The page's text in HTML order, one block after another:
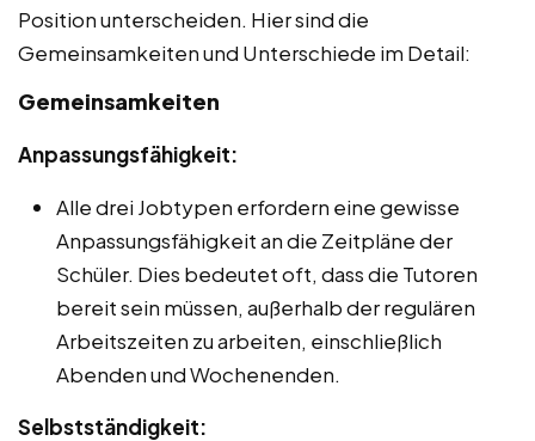
Position unterscheiden. Hier sind die
Gemeinsamkeiten und Unterschiede im Detail:
Gemeinsamkeiten
Anpassungsfähigkeit:
Alle drei Jobtypen erfordern eine gewisse
Anpassungsfähigkeit an die Zeitpläne der
Schüler. Dies bedeutet oft, dass die Tutoren
bereit sein müssen, außerhalb der regulären
Arbeitszeiten zu arbeiten, einschließlich
Abenden und Wochenenden.
Selbstständigkeit: